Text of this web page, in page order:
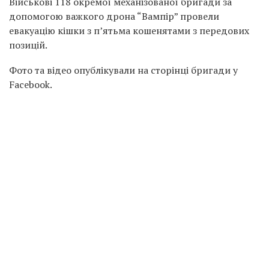
допомогою важкого дрона “Вампір” провели
евакуацію кішки з п’ятьма кошенятами з передових
позицій.
Фото та відео опублікували на сторінці бригади у
Facebook.